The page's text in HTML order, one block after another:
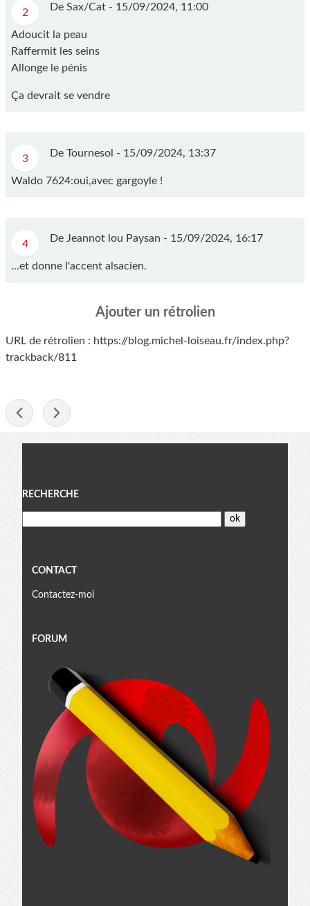
2 De Sax/Cat - 15/09/2024, 11:00
Adoucit la peau
Raffermit les seins
Allonge le pénis
Ça devrait se vendre
3 De Tournesol - 15/09/2024, 13:37
Waldo 7624:oui,avec gargoyle !
4 De Jeannot lou Paysan - 15/09/2024, 16:17
...et donne l'accent alsacien.
Ajouter un rétrolien
URL de rétrolien : https://blog.michel-loiseau.fr/index.php?
trackback/811
Menu
RECHERCHE
CONTACT
Contactez-moi
FORUM